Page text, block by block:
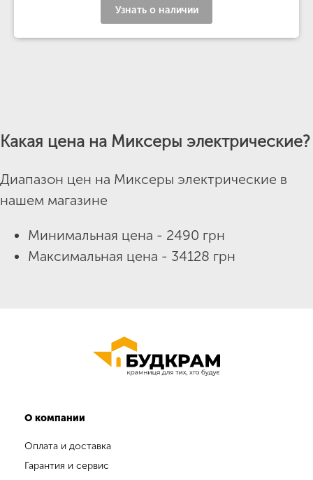
Узнать о наличии
Какая цена на Миксеры электрические?
Диапазон цен на Миксеры электрические в
нашем магазине
Минимальная цена - 2490 грн
Максимальная цена - 34128 грн
О компании
Оплата и доставка
Гарантия и сервис